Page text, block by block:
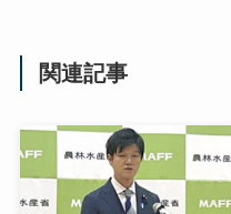
関連記事